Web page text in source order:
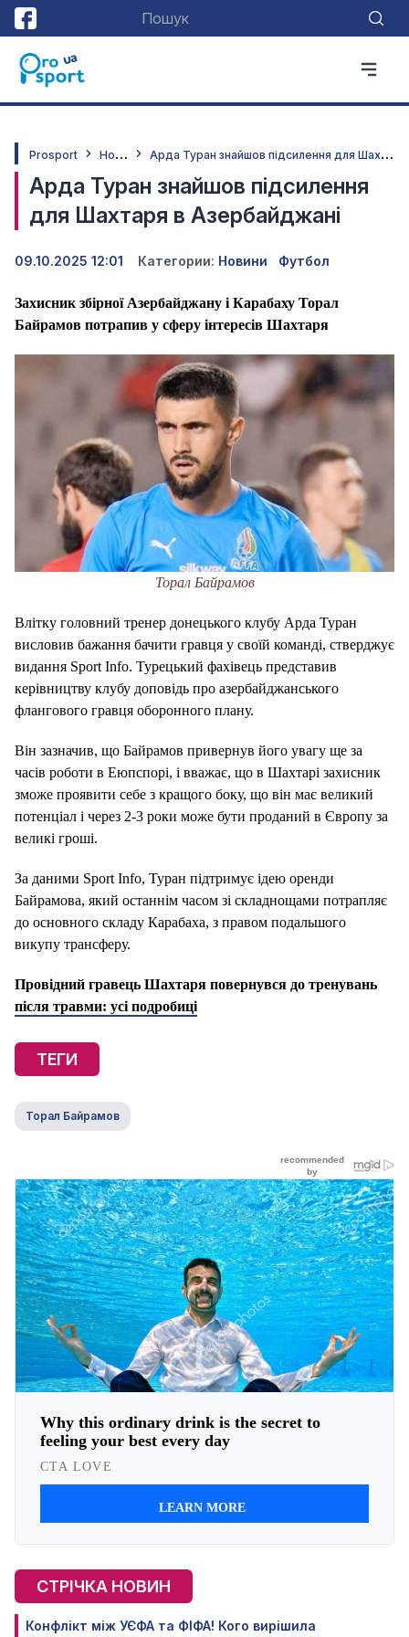
Prosport Н
овини А
рда Туран знайшов підсилення для Шахтаря в Азербайджані
Арда Туран знайшов підсилення
для Шахтаря в Азербайджані
09.10.2025 12:01 Категории: Новини Футбол
Захисник збірної Азербайджану і Карабаху Торал
Байрамов потрапив у сферу інтересів Шахтаря
Торал Байрамов
Влітку головний тренер донецького клубу Арда Туран
висловив бажання бачити гравця у своїй команді, стверджує
видання Sport Info. Турецький фахівець представив
керівництву клубу доповідь про азербайджанського
флангового гравця оборонного плану.
Він зазначив, що Байрамов привернув його увагу ще за
часів роботи в Еюпспорі, і вважає, що в Шахтарі захисник
зможе проявити себе з кращого боку, що він має великий
потенціал і через 2-3 роки може бути проданий в Європу за
великі гроші.
За даними Sport Info, Туран підтримує ідею оренди
Байрамова, який останнім часом зі складнощами потрапляє
до основного складу Карабаха, з правом подальшого
викупу трансферу.
Провідний гравець Шахтаря повернувся до тренувань
після травми: усі подробиці
ТЕГИ
Торал Байрамов
СТРІЧКА НОВИН
Конфлікт між УЄФА та ФІФА! Кого вирішила